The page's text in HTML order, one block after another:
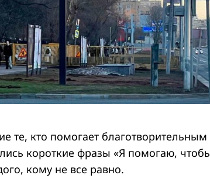
те, кто помогает
короткие фразы «Я помогаю,
кому не все равно.